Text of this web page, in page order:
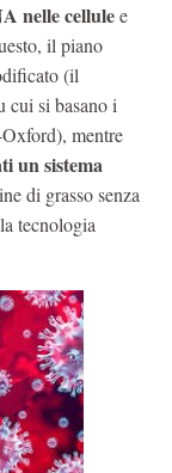
nelle cellulee
il piano
(il
cui si basano i
mentre
un sistema
di grasso senza
tecnologia